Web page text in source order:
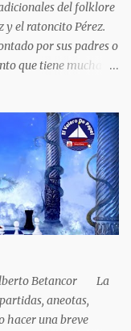
del folklore
y el ratoncito Pérez.
por sus padres o
que tiene muchas
llamada
de su casa,
se emocionó al ver lo
de cinco céntimos).
al ver que no era de
y pensando que
pero desecho la idea
pero desecho
final se le ocurrió
La
aneotas,
hacer una breve